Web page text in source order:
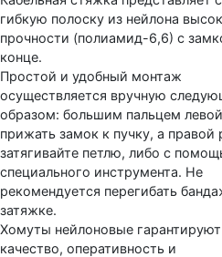
гибкую полоску из нейлона
прочности (полиамид-6,6) с
конце.
Простой и удобный монтаж
осуществляется вручную
образом: большим пальцем
прижать замок к пучку, а правой
затягивайте петлю, либо с
специального инструмента. Не
рекомендуется перегибать
затяжке.
Хомуты нейлоновые гарантируют
качество, оперативность и